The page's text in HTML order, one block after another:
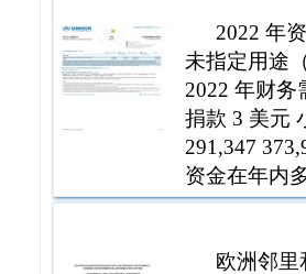
2022 年
未指定用途
2022 年财务
捐款 3 美元
291,347
资金在年内
金。该资金
欧洲邻里